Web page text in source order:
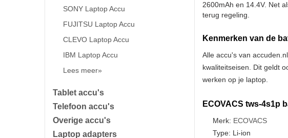
SONY Laptop Accu
FUJITSU Laptop Accu
CLEVO Laptop Accu
IBM Laptop Accu
Lees meer»
Tablet accu's
Telefoon accu's
Overige accu's
Laptop adapters
2600mAh en 14.4V. Net
terug regeling.
Kenmerken van de
Alle accu's van
kwaliteitseisen. Dit geldt
werken op je laptop.
ECOVACS tws-4s1p
Merk: ECOVACS
Type: Li-ion